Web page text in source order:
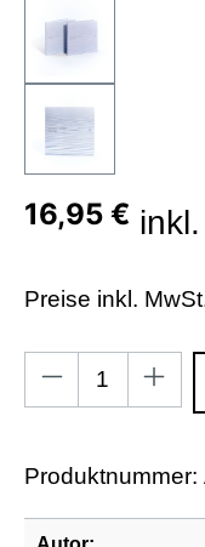
16,95 €
Preise inkl.
Produkt
Produktnummer: